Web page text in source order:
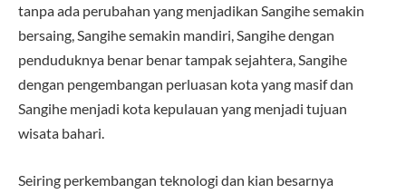
tanpa ada perubahan yang menjadikan Sangihe semakin
bersaing, Sangihe semakin mandiri, Sangihe dengan
penduduknya benar benar tampak sejahtera, Sangihe
dengan pengembangan perluasan kota yang masif dan
Sangihe menjadi kota kepulauan yang menjadi tujuan
wisata bahari.
Seiring perkembangan teknologi dan kian besarnya